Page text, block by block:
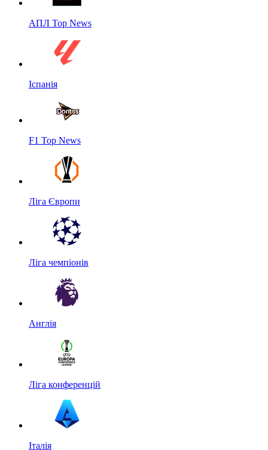
АПЛ Top News
Іспанія
F1 Top News
Ліга Європи
Ліга чемпіонів
Англія
Ліга конференцій
Італія